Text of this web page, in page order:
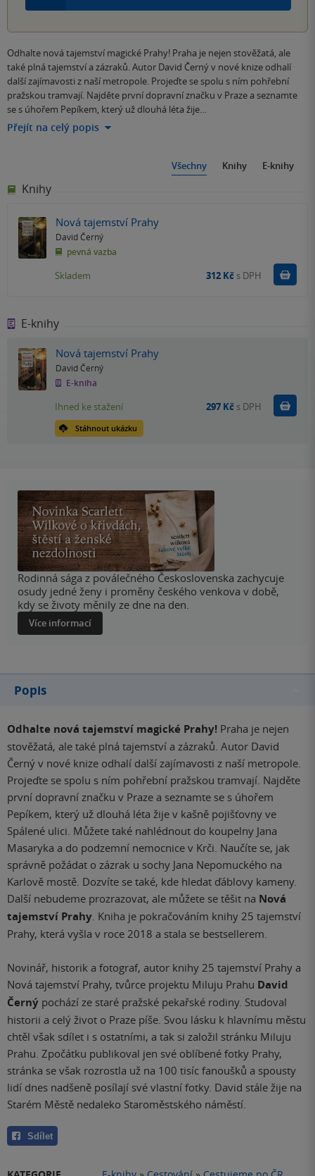
Odhalte nová tajemství magické Prahy! Praha je nejen stověžatá, ale
také plná tajemství a zázraků. Autor David Černý v nové knize odhalí
další zajímavosti z naší metropole. Projeďte se spolu s ním pohřební
pražskou tramvají. Najděte první dopravní značku v Praze a seznamte
se s úhořem Pepíkem, který už dlouhá léta žije…
Přejít na celý popis
Všechny Knihy E-knihy
Knihy
Nová tajemství Prahy
David Černý
pevná vazba
Skladem 312 Kč s DPH
E-knihy
Nová tajemství Prahy
David Černý
E-kniha
Stáhnout ukázku
Ihned ke stažení 297 Kč s DPH Koupit
Rodinná sága z poválečného Československa zachycuje
osudy jedné ženy i proměny českého venkova v době,
kdy se životy měnily ze dne na den.
Více informací
Popis
Odhalte nová tajemství magické Prahy! Praha je nejen
stověžatá, ale také plná tajemství a zázraků. Autor David
Černý v nové knize odhalí další zajímavosti z naší metropole.
Projeďte se spolu s ním pohřební pražskou tramvají. Najděte
první dopravní značku v Praze a seznamte se s úhořem
Pepíkem, který už dlouhá léta žije v kašně pojišťovny ve
Spálené ulici. Můžete také nahlédnout do koupelny Jana
Masaryka a do podzemní nemocnice v Krči. Naučíte se, jak
správně požádat o zázrak u sochy Jana Nepomuckého na
Karlově mostě. Dozvíte se také, kde hledat ďáblovy kameny.
Další nebudeme prozrazovat, ale můžete se těšit na Nová
tajemství Prahy. Kniha je pokračováním knihy 25 tajemství
Prahy, která vyšla v roce 2018 a stala se bestsellerem.
Novinář, historik a fotograf, autor knihy 25 tajemství Prahy a
Nová tajemství Prahy, tvůrce projektu Miluju Prahu David
Černý pochází ze staré pražské pekařské rodiny. Studoval
historii a celý život o Praze píše. Svou lásku k hlavnímu městu
chtěl však sdílet i s ostatními, a tak si založil stránku Miluju
Prahu. Zpočátku publikoval jen své oblíbené fotky Prahy,
stránka se však rozrostla už na 100 tisíc fanoušků a spousty
lidí dnes nadšeně posílají své vlastní fotky. David stále žije na
Starém Městě nedaleko Staroměstského náměstí.
Sdílet